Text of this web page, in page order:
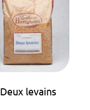
Deux levains